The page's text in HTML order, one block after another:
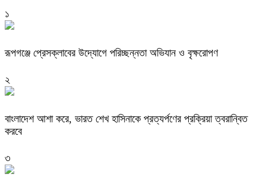
১
রূপগঞ্জে প্রেসক্লাবের উদ্যোগে পরিচ্ছন্নতা অভিযান ও বৃক্ষরোপণ
২
বাংলাদেশ আশা করে, ভারত শেখ হাসিনাকে প্রত্যর্পণের প্রক্রিয়া ত্বরান্বিত
করবে
৩